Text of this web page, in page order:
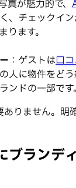
真が魅力的で、
、チェックイ
ります。
：ゲストは口
人に物件をど
ンドの一部です。
りません。明
ブランデ